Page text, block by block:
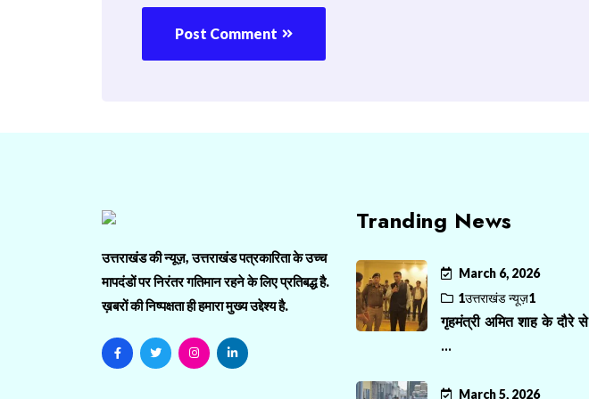
Post Comment
उत्तराखंड की न्यूज़, उत्तराखंड पत्रकारिता के उच्च
मापदंडों पर निरंतर गतिमान रहने के लिए प्रतिबद्ध है.
ख़बरों की निष्पक्षता ही हमारा मुख्य उद्देश्य है.
Tranding News
March 6, 2026
1उत्तराखंड न्यूज़1
गृहमंत्री अमित शाह के दौरे से
...
March 5, 2026